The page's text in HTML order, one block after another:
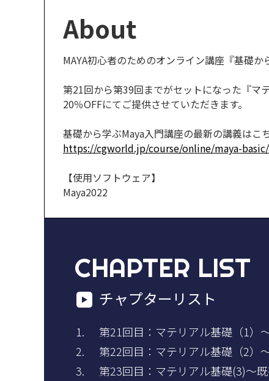
About
MAYA初心者のためのオンライン講座『基礎か
第21回から第39回までがセットになった『マ
20％OFFにてご提供させていただきます。
基礎から学ぶMaya入門講座の最新の講義はこ
https://cgworld.jp/course/online/maya-basic/
【使用ソフトウェア】
Maya2022
CHAPTER LIST
チャプターリスト
第21回目：マテリアル基礎（1）
第22回目：マテリアル基礎（2）
第23回目：マテリアル基礎(3)～